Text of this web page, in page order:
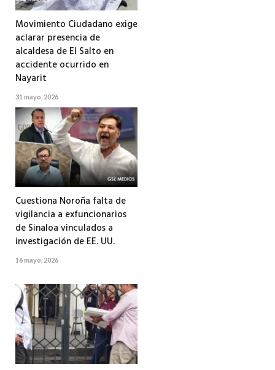
Movimiento Ciudadano exige
aclarar presencia de
alcaldesa de El Salto en
accidente ocurrido en
Nayarit
31 mayo, 2026
Cuestiona Noroña falta de
vigilancia a exfuncionarios
de Sinaloa vinculados a
investigación de EE. UU.
16 mayo, 2026